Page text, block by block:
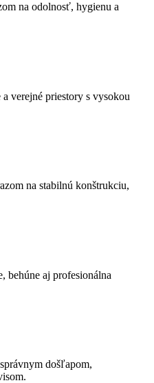
na odolnosť, hygienu a
verejné priestory s vysokou
na stabilnú konštrukciu,
behúne aj profesionálna
došľapom,